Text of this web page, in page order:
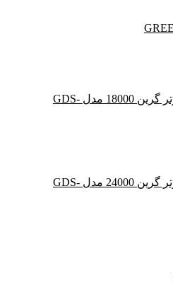
داکت اسپلیت کم مصرف اینورتر گرین 18000 مدل GDS-
داکت اسپلیت کم مصرف اینورتر گرین 24000 مدل GDS-